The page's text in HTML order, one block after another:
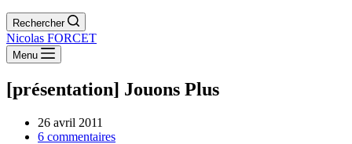
Rechercher
Nicolas FORCET
Menu
[présentation] Jouons Plus
26 avril 2011
6 commentaires